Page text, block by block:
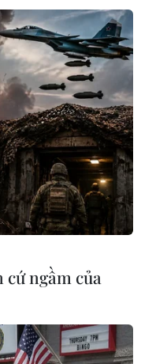
Hồi giáo
cứ ngầm của